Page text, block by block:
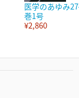
医学のあゆみ
巻1号
¥2,860